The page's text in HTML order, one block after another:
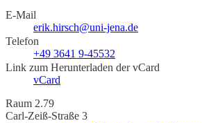
E-Mail
erik.hirsch@uni-jena.de
Telefon
+49 3641 9-45532
Link zum Herunterladen der vCard
vCard
Raum 2.79
Carl-Zeiß-Straße 3